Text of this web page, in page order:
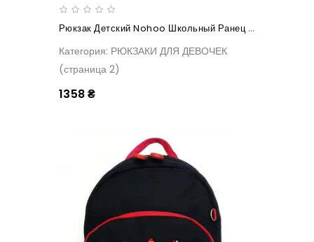
Рюкзак Детский Nohoo Школьный Ранец Жар-Птица
Категория: РЮКЗАКИ ДЛЯ ДЕВОЧЕК
(страница 2)
1358 ₴